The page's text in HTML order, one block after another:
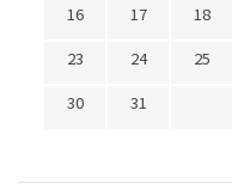
16
17 18
23
24 25
30
31